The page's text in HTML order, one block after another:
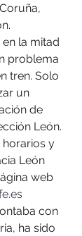
la mitad
problema
tren. Solo
un
de
León.
y
León
web
con
ha sido